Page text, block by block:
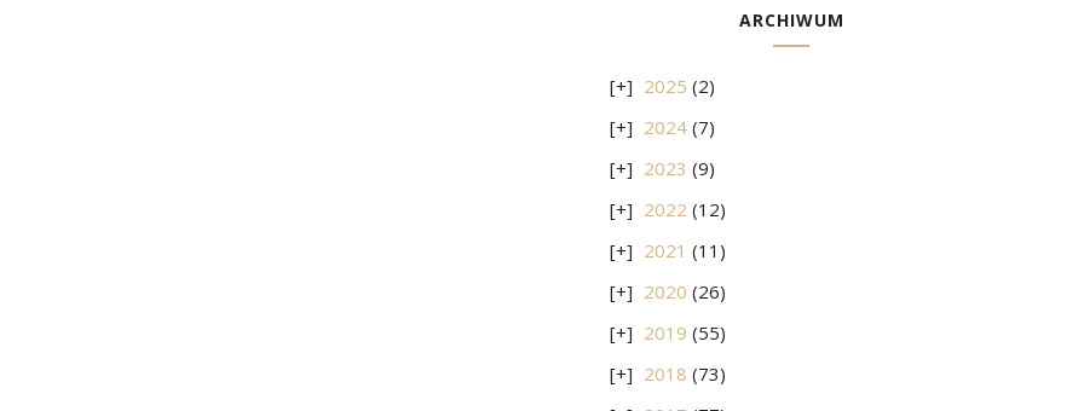
ARCHIWUM
2025 (2)
2024 (7)
2023 (9)
2022 (12)
2021 (11)
2020 (26)
2019 (55)
2018 (73)